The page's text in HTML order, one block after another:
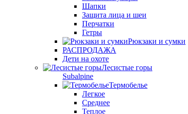
Шапки
Защита лица и шеи
Перчатки
Гетры
Рюкзаки и сумки
РАСПРОДАЖА
Дети на охоте
Лесистые горы
Subalpine
Термобелье
Легкое
Среднее
Теплое